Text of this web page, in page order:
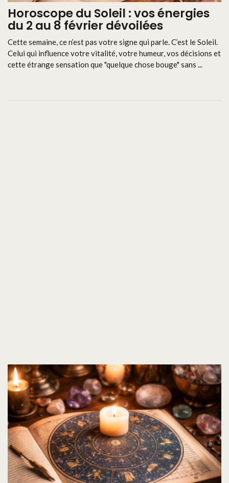
Horoscope du Soleil : vos énergies
du 2 au 8 février dévoilées
Cette semaine, ce n’est pas votre signe qui parle. C’est le Soleil.
Celui qui influence votre vitalité, votre humeur, vos décisions et
cette étrange sensation que "quelque chose bouge" sans ...